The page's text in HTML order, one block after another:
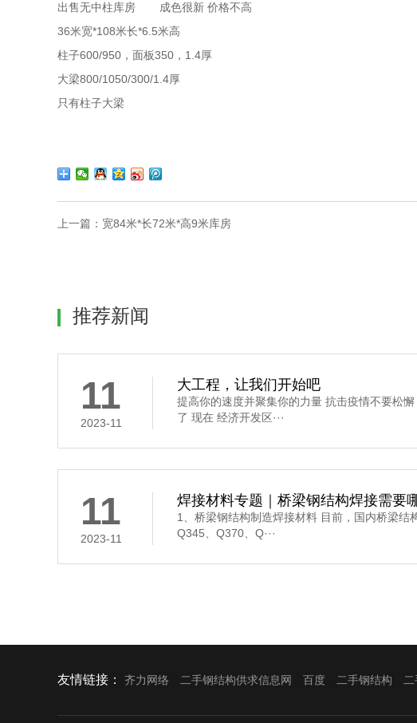
出售无中柱库房
成色很新 价格不高
36米宽*108米长*6.5米高
柱子600/950，面板350，1.4厚
大梁800/1050/300/1.4厚
只有柱子大梁
上一篇： 宽84米*长72米*高9米库房
推荐新闻
11
2023-11
大工程，让我们开始吧
提高你的速度并聚集你的力量 抗击疫情不要松懈
了 现在 经济开发区···
11
2023-11
焊接材料专题｜桥梁钢结构焊接需要哪
1、桥梁钢结构制造焊接材料 目前，国内桥梁结
Q345、Q370、Q···
友情链接： 齐力网络 二手钢结构供求信息网 百度 二手钢结构